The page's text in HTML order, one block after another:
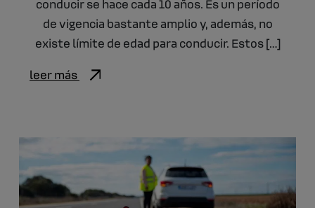
conducir se hace cada 10 años. Es un período
de vigencia bastante amplio y, además, no
existe límite de edad para conducir. Estos […]
leer más